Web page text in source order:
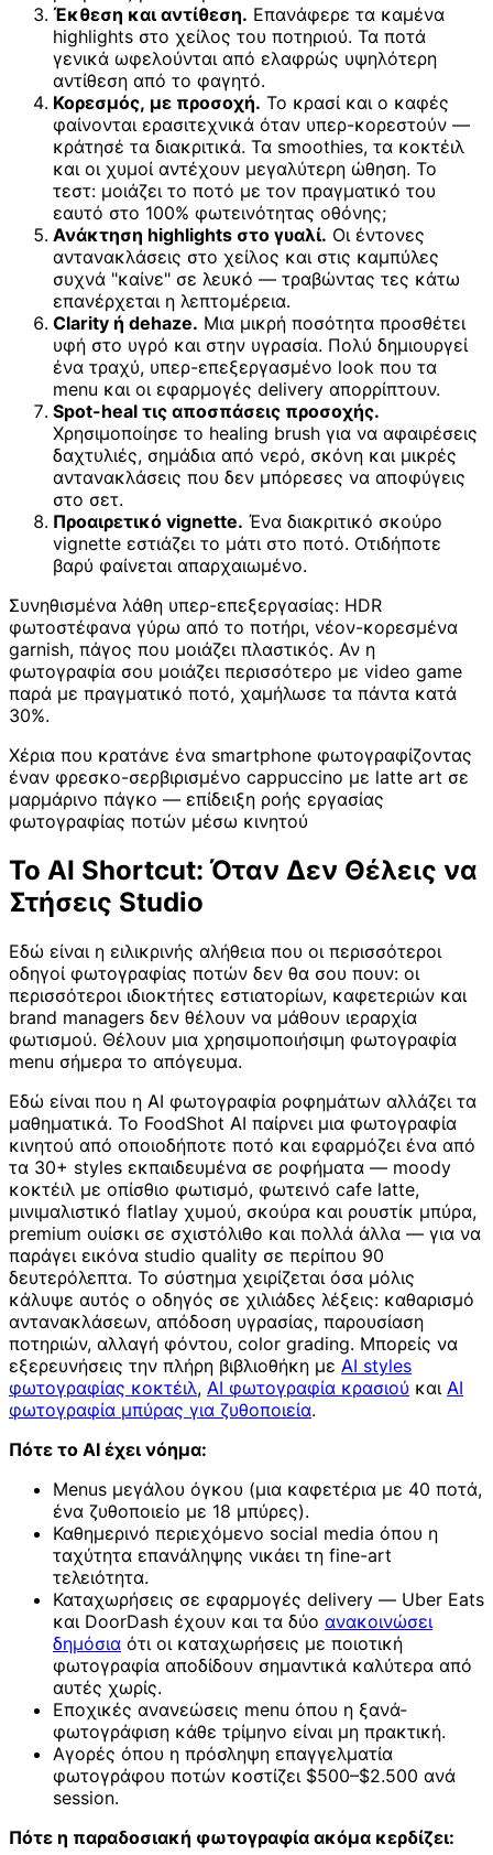
Έκθεση και αντίθεση. Επανάφερε τα καμένα
highlights στο χείλος του ποτηριού. Τα ποτά
γενικά ωφελούνται από ελαφρώς υψηλότερη
αντίθεση από το φαγητό.
Κορεσμός, με προσοχή. Το κρασί και ο καφές
φαίνονται ερασιτεχνικά όταν υπερ-κορεστούν —
κράτησέ τα διακριτικά. Τα smoothies, τα κοκτέιλ
και οι χυμοί αντέχουν μεγαλύτερη ώθηση. Το
τεστ: μοιάζει το ποτό με τον πραγματικό του
εαυτό στο 100% φωτεινότητας οθόνης;
Ανάκτηση highlights στο γυαλί. Οι έντονες
αντανακλάσεις στο χείλος και στις καμπύλες
συχνά "καίνε" σε λευκό — τραβώντας τες κάτω
επανέρχεται η λεπτομέρεια.
Clarity ή dehaze. Μια μικρή ποσότητα προσθέτει
υφή στο υγρό και στην υγρασία. Πολύ δημιουργεί
ένα τραχύ, υπερ-επεξεργασμένο look που τα
menu και οι εφαρμογές delivery απορρίπτουν.
Spot-heal τις αποσπάσεις προσοχής.
Χρησιμοποίησε το healing brush για να αφαιρέσεις
δαχτυλιές, σημάδια από νερό, σκόνη και μικρές
αντανακλάσεις που δεν μπόρεσες να αποφύγεις
στο σετ.
Προαιρετικό vignette. Ένα διακριτικό σκούρο
vignette εστιάζει το μάτι στο ποτό. Οτιδήποτε
βαρύ φαίνεται απαρχαιωμένο.
Συνηθισμένα λάθη υπερ-επεξεργασίας: HDR
φωτοστέφανα γύρω από το ποτήρι, νέον-κορεσμένα
garnish, πάγος που μοιάζει πλαστικός. Αν η
φωτογραφία σου μοιάζει περισσότερο με video game
παρά με πραγματικό ποτό, χαμήλωσε τα πάντα κατά
30%.
Χέρια που κρατάνε ένα smartphone φωτογραφίζοντας
έναν φρεσκο-σερβιρισμένο cappuccino με latte art σε
μαρμάρινο πάγκο — επίδειξη ροής εργασίας
φωτογραφίας ποτών μέσω κινητού
Το AI Shortcut: Όταν Δεν Θέλεις να
Στήσεις Studio
Εδώ είναι η ειλικρινής αλήθεια που οι περισσότεροι
οδηγοί φωτογραφίας ποτών δεν θα σου πουν: οι
περισσότεροι ιδιοκτήτες εστιατορίων, καφετεριών και
brand managers δεν θέλουν να μάθουν ιεραρχία
φωτισμού. Θέλουν μια χρησιμοποιήσιμη φωτογραφία
menu σήμερα το απόγευμα.
Εδώ είναι που η AI φωτογραφία ροφημάτων αλλάζει τα
μαθηματικά. Το FoodShot AI παίρνει μια φωτογραφία
κινητού από οποιοδήποτε ποτό και εφαρμόζει ένα από
τα 30+ styles εκπαιδευμένα σε ροφήματα — moody
κοκτέιλ με οπίσθιο φωτισμό, φωτεινό cafe latte,
μινιμαλιστικό flatlay χυμού, σκούρα και ρουστίκ μπύρα,
premium ουίσκι σε σχιστόλιθο και πολλά άλλα — για να
παράγει εικόνα studio quality σε περίπου 90
δευτερόλεπτα. Το σύστημα χειρίζεται όσα μόλις
κάλυψε αυτός ο οδηγός σε χιλιάδες λέξεις: καθαρισμό
αντανακλάσεων, απόδοση υγρασίας, παρουσίαση
ποτηριών, αλλαγή φόντου, color grading. Μπορείς να
εξερευνήσεις την πλήρη βιβλιοθήκη με AI styles
φωτογραφίας κοκτέιλ, AI φωτογραφία κρασιού και AI
φωτογραφία μπύρας για ζυθοποιεία.
Πότε το AI έχει νόημα:
Menus μεγάλου όγκου (μια καφετέρια με 40 ποτά,
ένα ζυθοποιείο με 18 μπύρες).
Καθημερινό περιεχόμενο social media όπου η
ταχύτητα επανάληψης νικάει τη fine-art
τελειότητα.
Καταχωρήσεις σε εφαρμογές delivery — Uber Eats
και DoorDash έχουν και τα δύο ανακοινώσει
δημόσια ότι οι καταχωρήσεις με ποιοτική
φωτογραφία αποδίδουν σημαντικά καλύτερα από
αυτές χωρίς.
Εποχικές ανανεώσεις menu όπου η ξανά-
φωτογράφιση κάθε τρίμηνο είναι μη πρακτική.
Αγορές όπου η πρόσληψη επαγγελματία
φωτογράφου ποτών κοστίζει $500–$2.500 ανά
session.
Πότε η παραδοσιακή φωτογραφία ακόμα κερδίζει: